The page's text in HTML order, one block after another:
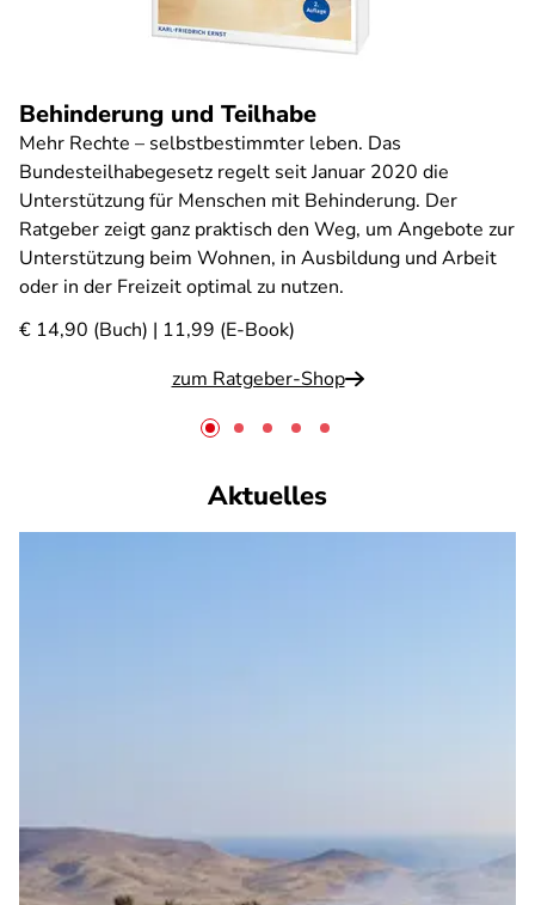
Behinderung und Teilhabe
Mehr Rechte – selbstbestimmter leben. Das
Bundesteilhabegesetz regelt seit Januar 2020 die
Unterstützung für Menschen mit Behinderung. Der
Ratgeber zeigt ganz praktisch den Weg, um Angebote zur
Unterstützung beim Wohnen, in Ausbildung und Arbeit
oder in der Freizeit optimal zu nutzen.
€ 14,90 (Buch) | 11,99 (E-Book)
zum Ratgeber-Shop
Aktuelles